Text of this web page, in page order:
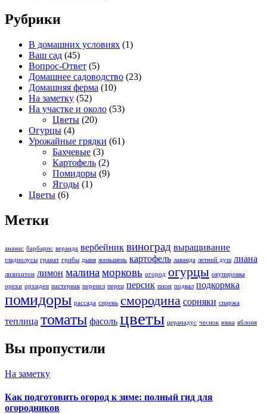
Рубрики
В домашних условиях (1)
Ваш сад (45)
Вопрос-Ответ (5)
Домашнее садоводство (23)
Домашняя ферма (10)
На заметку (52)
На участке и около (53)
Цветы (20)
Огурцы (4)
Урожайные грядки (61)
Бахчевые (3)
Картофель (2)
Помидоры (9)
Ягоды (1)
Цветы (6)
Метки
ананас барбарис веранда вербейник виноград выращивание
гладиолусы гранат грибы дыня женьшень картофель лаванда летний душ лиана
лизихитон лимон малинаморковь огород огурцы окупировка
орехи орхидеи пастернак перепел перец персик пион подвал подкормка
помидоры рассада сирень смородина сорняки спаржа
теплица томаты фасоль цветы церападус чеснок юкка яблоня
Вы пропустили
На заметку
Как подготовить огород к зиме: полный гид для
огородников